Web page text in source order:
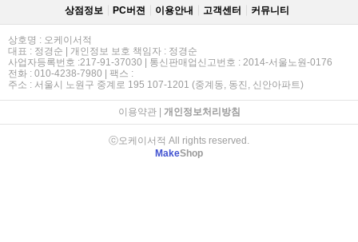
상점정보 PC버젼 이용안내 고객센터 커뮤니티
상호명 : 오케이서적
대표 : 정경순 | 개인정보 보호 책임자 : 정경순
사업자등록번호 :217-91-37030 | 통신판매업신고번호 : 2014-서울노원-0176
전화 : 010-4238-7980 | 팩스 :
주소 : 서울시 노원구 중계로 195 107-1201 (중계동, 동진, 신안아파트)
이용약관| 개인정보처리방침
ⓒ오케이서적 All rights reserved.
MakeShop